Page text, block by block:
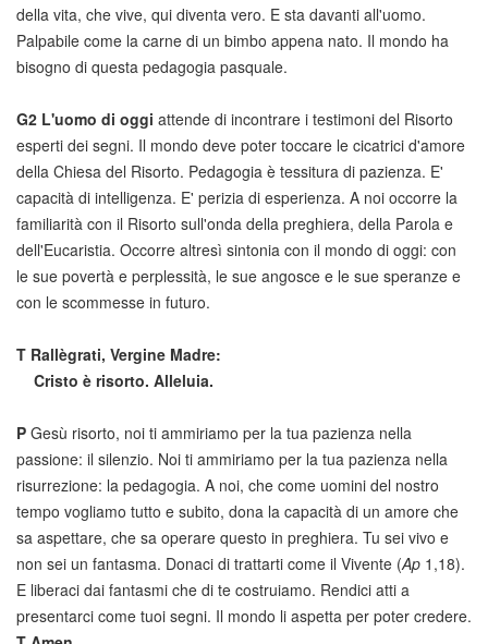
della vita, che vive, qui diventa vero. E sta davanti all'uomo.
Palpabile come la carne di un bimbo appena nato. Il mondo ha
bisogno di questa pedagogia pasquale.
G2 L'uomo di oggi attende di incontrare i testimoni del Risorto
esperti dei segni. Il mondo deve poter toccare le cicatrici d'amore
della Chiesa del Risorto. Pedagogia è tessitura di pazienza. E'
capacità di intelligenza. E' perizia di esperienza. A noi occorre la
familiarità con il Risorto sull'onda della preghiera, della Parola e
dell'Eucaristia. Occorre altresì sintonia con il mondo di oggi: con
le sue povertà e perplessità, le sue angosce e le sue speranze e
con le scommesse in futuro.
T Rallègrati, Vergine Madre:
Cristo è risorto. Alleluia.
P Gesù risorto, noi ti ammiriamo per la tua pazienza nella
passione: il silenzio. Noi ti ammiriamo per la tua pazienza nella
risurrezione: la pedagogia. A noi, che come uomini del nostro
tempo vogliamo tutto e subito, dona la capacità di un amore che
sa aspettare, che sa operare questo in preghiera. Tu sei vivo e
non sei un fantasma. Donaci di trattarti come il Vivente (Ap 1,18).
E liberaci dai fantasmi che di te costruiamo. Rendici atti a
presentarci come tuoi segni. Il mondo li aspetta per poter credere.